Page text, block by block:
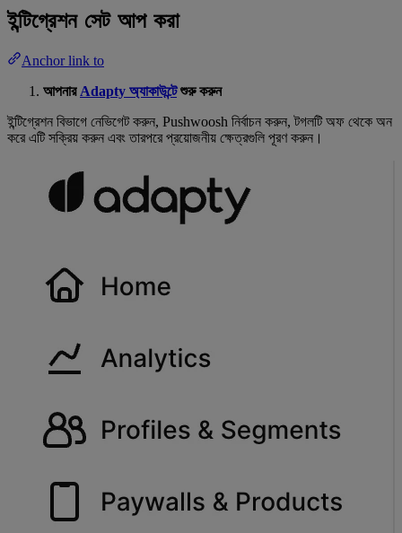
ইন্টিগ্রেশন সেট আপ করা
Anchor link to
আপনার Adapty অ্যাকাউন্টে শুরু করুন
ইন্টিগ্রেশন বিভাগে নেভিগেট করুন, Pushwoosh নির্বাচন করুন, টগলটি অফ থেকে অন
করে এটি সক্রিয় করুন এবং তারপরে প্রয়োজনীয় ক্ষেত্রগুলি পূরণ করুন।